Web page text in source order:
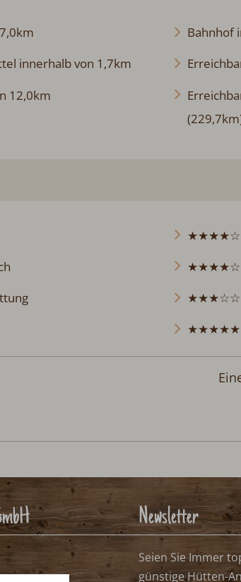
innerhalb von 1,7km
12,0km
Bahnhof
★★★★☆
★★★★☆ -
★★★☆☆ -
★★★★★ -
Newsletter
Seien Sie Immer
günstige Hütten-